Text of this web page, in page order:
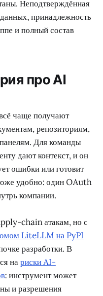
Неподтверждённая
принадлежность
и полный состав
про AI
чаще получают
репозиториям,
Для команды
дают контекст, и он
ошибки или готовит
удобно: один OAuth
компании.
chain атакам, но с
LiteLLM на PyPI
разработки. В
нариски AI-
: инструмент может
и разрешения